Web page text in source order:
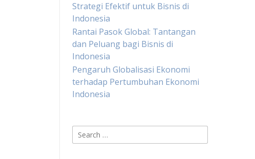
Strategi Efektif untuk Bisnis di
Indonesia
Rantai Pasok Global: Tantangan
dan Peluang bagi Bisnis di
Indonesia
Pengaruh Globalisasi Ekonomi
terhadap Pertumbuhan Ekonomi
Indonesia
Search
for: